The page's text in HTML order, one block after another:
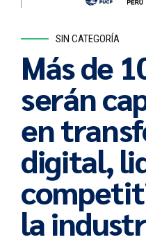
SIN CATEGORÍA
Más de
serán
en
digital,
la